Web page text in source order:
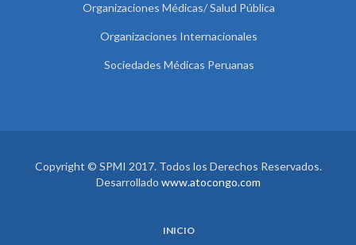
Organizaciones Médicas/ Salud Pública
Organizaciones Internacionales
Sociedades Médicas Peruanas
Copyright © SPMI 2017. Todos los Derechos Reservados.
Desarrollado www.atocongo.com
INICIO